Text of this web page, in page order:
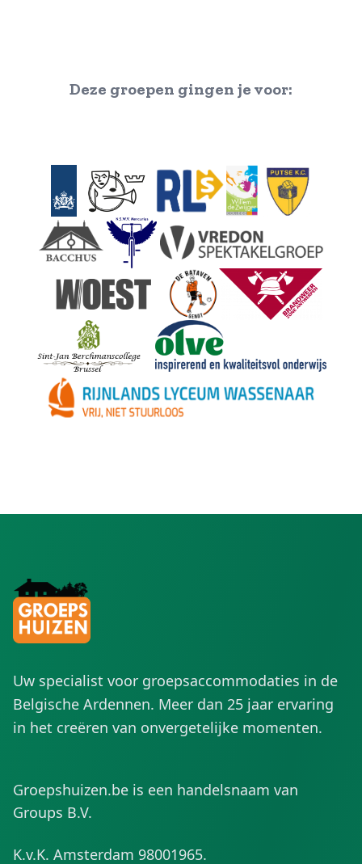
Deze groepen gingen je voor:
Uw specialist voor groepsaccommodaties in de
Belgische Ardennen. Meer dan 25 jaar ervaring
in het creëren van onvergetelijke momenten.
Groepshuizen.be is een handelsnaam van
Groups B.V.
K.v.K. Amsterdam 98001965.